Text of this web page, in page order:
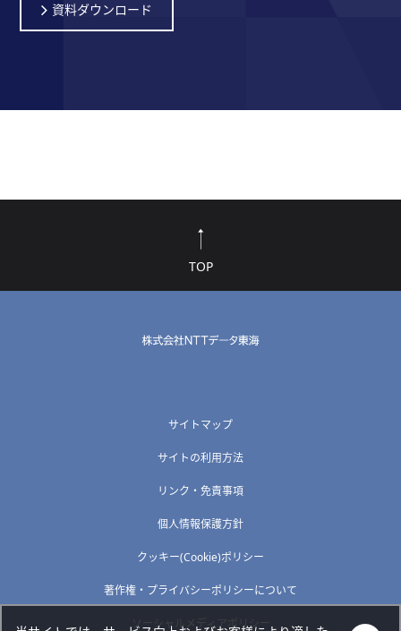
資料ダウンロード
TOP
サイトマップ
サイトの利用方法
リンク・免責事項
個人情報保護方針
クッキー(Cookie)ポリシー
著作権・プライバシーポリシーについて
ソーシャルメディアポリシー